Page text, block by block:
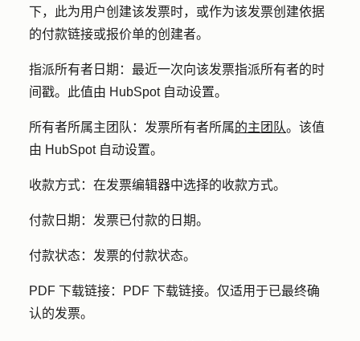
下，此为用户创建该发票时，或作为该发票创建依据
的付款链接或报价单的创建者。
指派所有者日期： 最近一次向该发票指派所有者的时
间戳。此值由 HubSpot 自动设置。
所有者所属主团队： 发票所有者所属的主团队。该值
由 HubSpot 自动设置。
收款方式： 在发票编辑器中选择的收款方式。
付款日期： 发票已付款的日期。
付款状态： 发票的付款状态。
PDF 下载链接：
PDF 下载链接。仅适用于已最终确
认的发票。